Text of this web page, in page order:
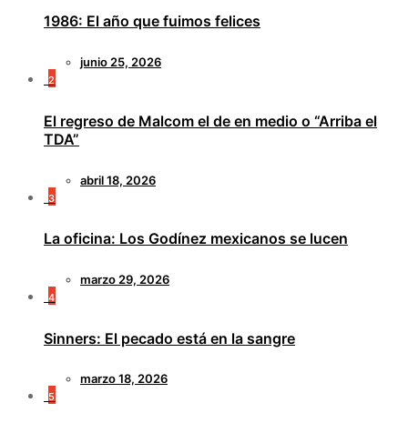
1986: El año que fuimos felices
junio 25, 2026
2
El regreso de Malcom el de en medio o “Arriba el
TDA”
abril 18, 2026
3
La oficina: Los Godínez mexicanos se lucen
marzo 29, 2026
4
Sinners: El pecado está en la sangre
marzo 18, 2026
5